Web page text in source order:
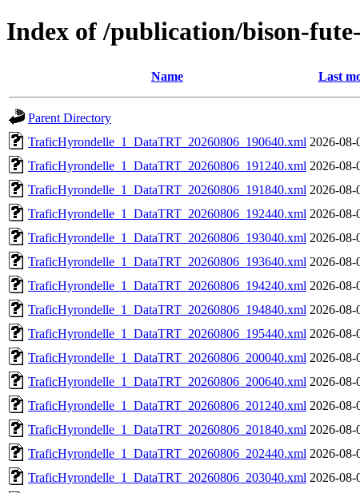
Index of /publication/bison-
Name Last
Parent Directory
TraficHyrondelle_1_DataTRT_20260806_190640.xml 2026-08-
TraficHyrondelle_1_DataTRT_20260806_191240.xml 2026-08-
TraficHyrondelle_1_DataTRT_20260806_191840.xml 2026-08-
TraficHyrondelle_1_DataTRT_20260806_192440.xml 2026-08-
TraficHyrondelle_1_DataTRT_20260806_193040.xml 2026-08-
TraficHyrondelle_1_DataTRT_20260806_193640.xml 2026-08-
TraficHyrondelle_1_DataTRT_20260806_194240.xml 2026-08-
TraficHyrondelle_1_DataTRT_20260806_194840.xml 2026-08-
TraficHyrondelle_1_DataTRT_20260806_195440.xml 2026-08-
TraficHyrondelle_1_DataTRT_20260806_200040.xml 2026-08-
TraficHyrondelle_1_DataTRT_20260806_200640.xml 2026-08-
TraficHyrondelle_1_DataTRT_20260806_201240.xml 2026-08-
TraficHyrondelle_1_DataTRT_20260806_201840.xml 2026-08-
TraficHyrondelle_1_DataTRT_20260806_202440.xml 2026-08-
TraficHyrondelle_1_DataTRT_20260806_203040.xml 2026-08-